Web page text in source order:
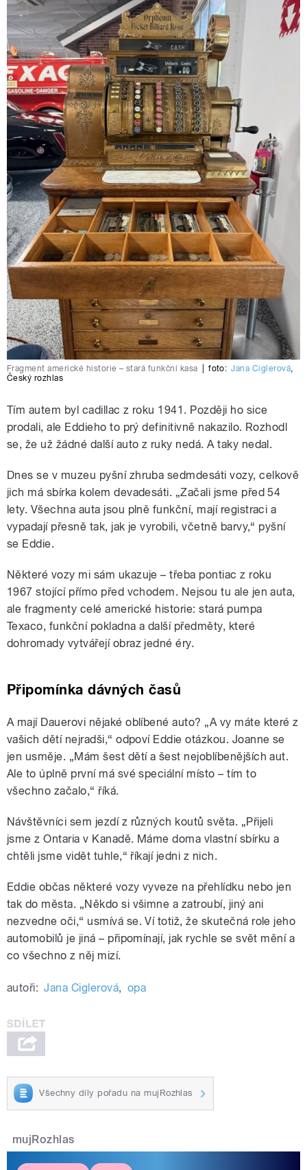
Fragment americké historie – stará funkční kasa foto: Jana Ciglerová
Český rozhlas
Tím autem byl cadillac z roku 1941. Později ho sice
prodali, ale Eddieho to prý definitivně nakazilo. Rozhodl
se, že už žádné další auto z ruky nedá. A taky nedal.
Dnes se v muzeu pyšní zhruba sedmdesáti vozy, celkově
jich má sbírka kolem devadesáti. „Začali jsme před 54
lety. Všechna auta jsou plně funkční, mají registraci a
vypadají přesně tak, jak je vyrobili, včetně barvy,“ pyšní
se Eddie.
Některé vozy mi sám ukazuje – třeba pontiac z roku
1967 stojící přímo před vchodem. Nejsou tu ale jen auta,
ale fragmenty celé americké historie: stará pumpa
Texaco, funkční pokladna a další předměty, které
dohromady vytvářejí obraz jedné éry.
Připomínka dávných časů
A mají Dauerovi nějaké oblíbené auto? „A vy máte které z
vašich dětí nejradši,“ odpoví Eddie otázkou. Joanne se
jen usměje. „Mám šest dětí a šest nejoblíbenějších aut.
Ale to úplně první má své speciální místo – tím to
všechno začalo,“ říká.
Návštěvníci sem jezdí z různých koutů světa. „Přijeli
jsme z Ontaria v Kanadě. Máme doma vlastní sbírku a
chtěli jsme vidět tuhle,“ říkají jedni z nich.
Eddie občas některé vozy vyveze na přehlídku nebo jen
tak do města. „Někdo si všimne a zatroubí, jiný ani
nezvedne oči,“ usmívá se. Ví totiž, že skutečná role jeho
automobilů je jiná – připomínají, jak rychle se svět mění a
co všechno z něj mizí.
autoři: Jana Ciglerová, opa
Všechny díly pořadu na mujRozhlas
mujRozhlas